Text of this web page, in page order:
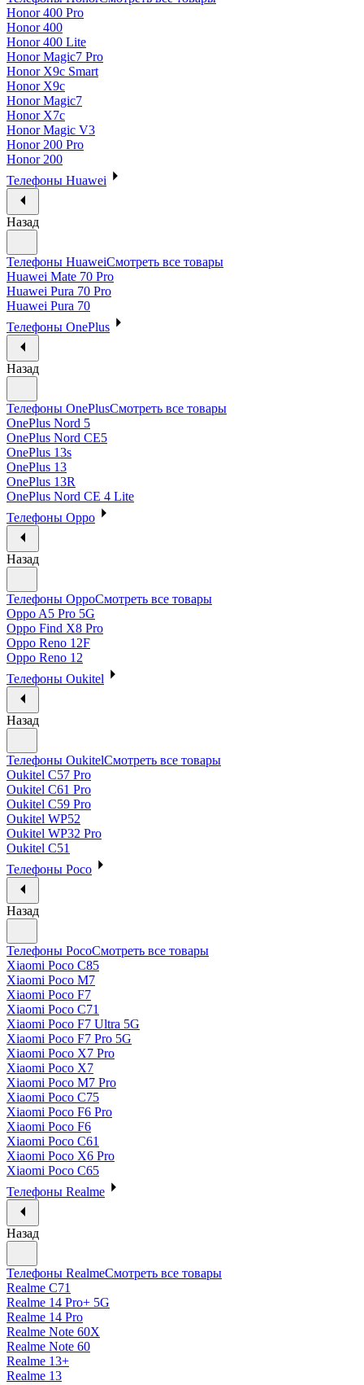
Honor 400 Pro
Honor 400
Honor 400 Lite
Honor Magic7 Pro
Honor X9c Smart
Honor X9c
Honor Magic7
Honor X7c
Honor Magic V3
Honor 200 Pro
Honor 200
Телефоны Huawei
Назад
Телефоны HuaweiСмотреть все товары
Huawei Mate 70 Pro
Huawei Pura 70 Pro
Huawei Pura 70
Телефоны OnePlus
Назад
Телефоны OnePlusСмотреть все товары
OnePlus Nord 5
OnePlus Nord CE5
OnePlus 13s
OnePlus 13
OnePlus 13R
OnePlus Nord CE 4 Lite
Телефоны Oppo
Назад
Телефоны OppoСмотреть все товары
Oppo A5 Pro 5G
Oppo Find X8 Pro
Oppo Reno 12F
Oppo Reno 12
Телефоны Oukitel
Назад
Телефоны OukitelСмотреть все товары
Oukitel C57 Pro
Oukitel C61 Pro
Oukitel C59 Pro
Oukitel WP52
Oukitel WP32 Pro
Oukitel C51
Телефоны Poco
Назад
Телефоны PocoСмотреть все товары
Xiaomi Poco C85
Xiaomi Poco M7
Xiaomi Poco F7
Xiaomi Poco C71
Xiaomi Poco F7 Ultra 5G
Xiaomi Poco F7 Pro 5G
Xiaomi Poco X7 Pro
Xiaomi Poco X7
Xiaomi Poco M7 Pro
Xiaomi Poco C75
Xiaomi Poco F6 Pro
Xiaomi Poco F6
Xiaomi Poco C61
Xiaomi Poco X6 Pro
Xiaomi Poco C65
Телефоны Realme
Назад
Телефоны RealmeСмотреть все товары
Realme C71
Realme 14 Pro+ 5G
Realme 14 Pro
Realme Note 60X
Realme Note 60
Realme 13+
Realme 13